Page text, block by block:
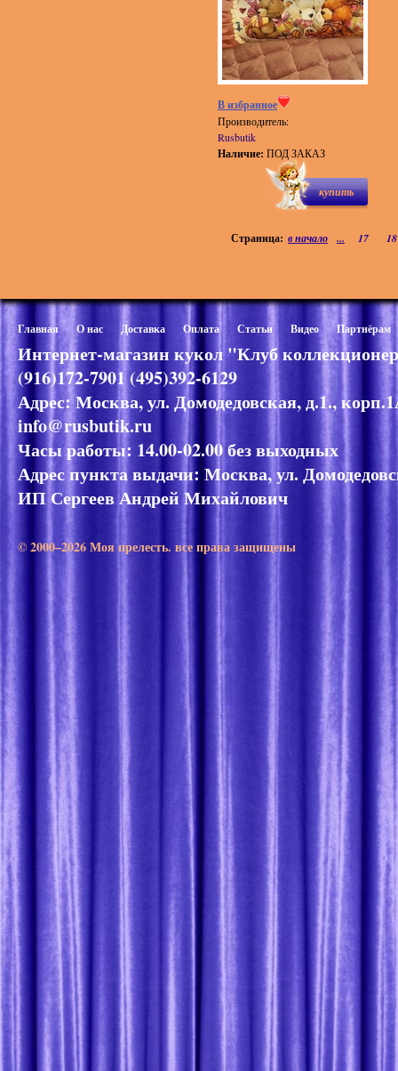
В избранное
Производитель:
Rusbutik
Наличие: ПОД ЗАКАЗ
купить
Страница: в начало ... 17 18
Главная О нас Доставка Оплата Статьи Видео Партнёрам
Интернет-магазин кукол "Клуб
(916)172-7901 (495)392-6129
Адрес: Москва, ул. Домодедовская, д.1.,
info@rusbutik.ru
Часы работы: 14.00-02.00 без выходных
Адрес пункта выдачи: Москва, ул.
ИП Сергеев Андрей Михайлович
© 2000–2026 Моя прелесть. все права защищены